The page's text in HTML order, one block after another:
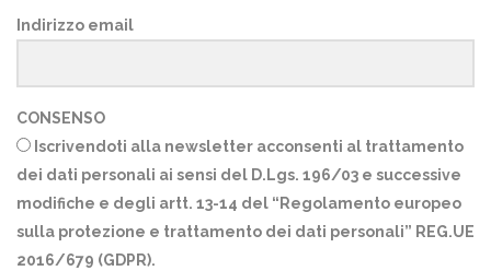
Indirizzo email
CONSENSO
Iscrivendoti alla newsletter acconsenti al trattamento
dei dati personali ai sensi del D.Lgs. 196/03 e successive
modifiche e degli artt. 13-14 del “Regolamento europeo
sulla protezione e trattamento dei dati personali” REG.UE
2016/679 (GDPR).